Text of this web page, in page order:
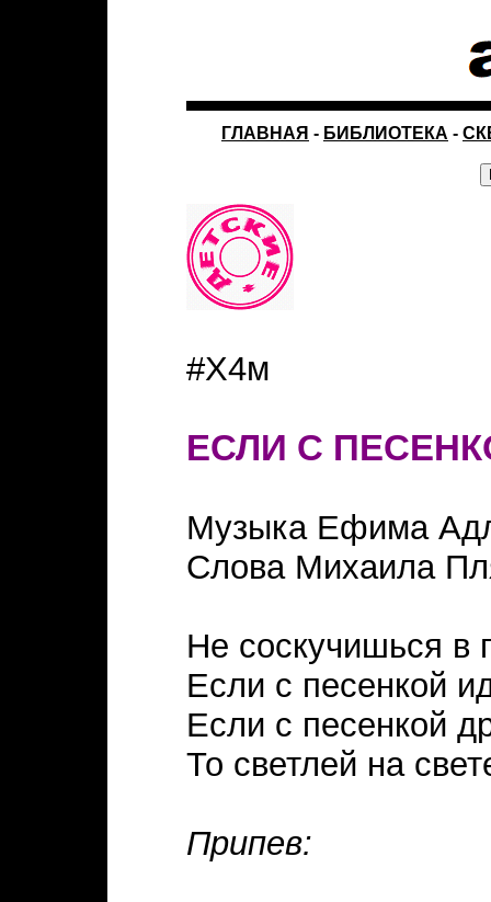
ГЛАВНАЯ - БИБЛИОТЕКА -
#Х4м
ЕСЛИ С
Музыка Ефима
Слова Михаила
Не соскучишься в
Если с песенкой
Если с песенкой
То светлей на
Припев: